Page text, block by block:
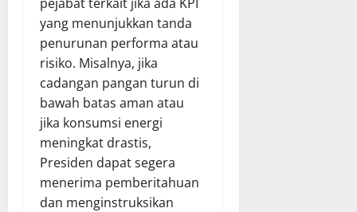
yang menunjukkan tanda
penurunan performa atau
risiko. Misalnya, jika
cadangan pangan turun di
bawah batas aman atau
jika konsumsi energi
meningkat drastis,
Presiden dapat segera
menerima pemberitahuan
dan menginstruksikan